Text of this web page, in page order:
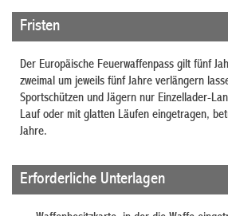
Fristen
Der Europäische Feuerwaffenpass gilt fünf
zweimal um jeweils fünf Jahre verlängern
Sportschützen und Jägern nur Einzellader-
Lauf oder mit glatten Läufen eingetragen,
Jahre.
Erforderliche Unterlagen